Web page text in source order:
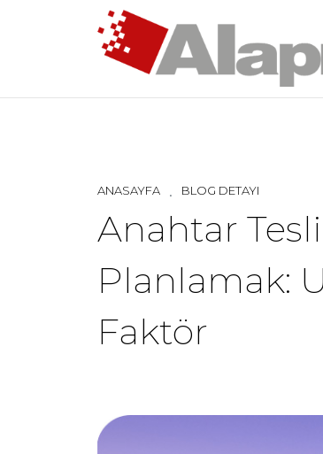
ANASAYFA BLOG DETAYI
Anahtar
Planlamak:
Faktör